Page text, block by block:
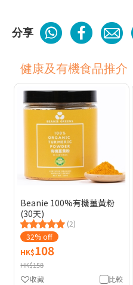
分享
健康及有機食品推介
Beanie 100%有機薑黃粉
(30天)
(2)
32% off
HK$108
HK$158
比較
收藏